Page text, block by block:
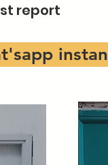
report